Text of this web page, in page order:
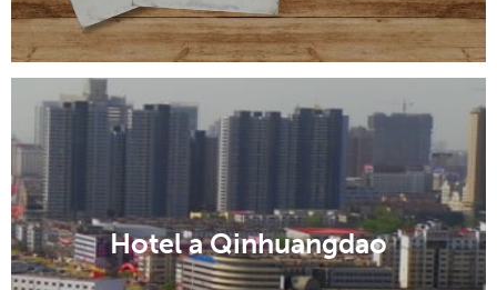
Hotel a Qinhuangdao